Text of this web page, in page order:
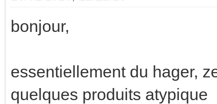
bonjour,
essentiellement du hager,
quelques produits atypique